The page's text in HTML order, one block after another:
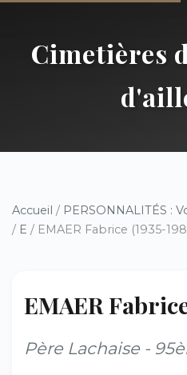
Cimetières
Accueil / PERSONNALITÉS :
/ E / EMAER Fabrice (1935-
EMAER
Père Lachaise -